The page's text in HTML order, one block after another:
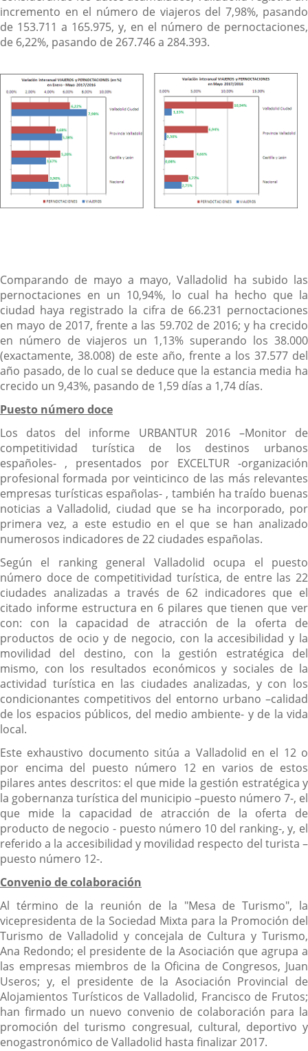
incremento en el número de viajeros del 7,98%, pasando
de 153.711 a 165.975, y, en el número de pernoctaciones,
de 6,22%, pasando de 267.746 a 284.393.
Comparando de mayo a mayo, Valladolid ha subido las
pernoctaciones en un 10,94%, lo cual ha hecho que la
ciudad haya registrado la cifra de 66.231 pernoctaciones
en mayo de 2017, frente a las 59.702 de 2016; y ha crecido
en número de viajeros un 1,13% superando los 38.000
(exactamente, 38.008) de este año, frente a los 37.577 del
año pasado, de lo cual se deduce que la estancia media ha
crecido un 9,43%, pasando de 1,59 días a 1,74 días.
Puesto número doce
Los datos del informe URBANTUR 2016 –Monitor de
competitividad turística de los destinos urbanos
españoles- , presentados por EXCELTUR -organización
profesional formada por veinticinco de las más relevantes
empresas turísticas españolas- , también ha traído buenas
noticias a Valladolid, ciudad que se ha incorporado, por
primera vez, a este estudio en el que se han analizado
numerosos indicadores de 22 ciudades españolas.
Según el ranking general Valladolid ocupa el puesto
número doce de competitividad turística, de entre las 22
ciudades analizadas a través de 62 indicadores que el
citado informe estructura en 6 pilares que tienen que ver
con: con la capacidad de atracción de la oferta de
productos de ocio y de negocio, con la accesibilidad y la
movilidad del destino, con la gestión estratégica del
mismo, con los resultados económicos y sociales de la
actividad turística en las ciudades analizadas, y con los
condicionantes competitivos del entorno urbano –calidad
de los espacios públicos, del medio ambiente- y de la vida
local.
Este exhaustivo documento sitúa a Valladolid en el 12 o
por encima del puesto número 12 en varios de estos
pilares antes descritos: el que mide la gestión estratégica y
la gobernanza turística del municipio –puesto número 7-, el
que mide la capacidad de atracción de la oferta de
producto de negocio - puesto número 10 del ranking-, y, el
referido a la accesibilidad y movilidad respecto del turista –
puesto número 12-.
Convenio de colaboración
Al término de la reunión de la "Mesa de Turismo", la
vicepresidenta de la Sociedad Mixta para la Promoción del
Turismo de Valladolid y concejala de Cultura y Turismo,
Ana Redondo; el presidente de la Asociación que agrupa a
las empresas miembros de la Oficina de Congresos, Juan
Useros; y, el presidente de la Asociación Provincial de
Alojamientos Turísticos de Valladolid, Francisco de Frutos;
han firmado un nuevo convenio de colaboración para la
promoción del turismo congresual, cultural, deportivo y
enogastronómico de Valladolid hasta finalizar 2017.